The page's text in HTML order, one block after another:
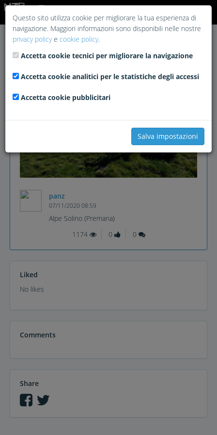
panz
07/11/2020 08:59
Alpe Solino (Premana)
1174
0 0
Liked
No likes
Comments
Share
Questo sito utilizza cookie per migliorare la tua esperienza di
navigazione. Maggiori informazioni sono disponibili nelle nostre
privacy policye cookie policy.
Accetta cookie tecnici per migliorare la navigazione
Accetta cookie analitici per le statistiche degli accessi
Accetta cookie pubblicitari
Salva impostazioni